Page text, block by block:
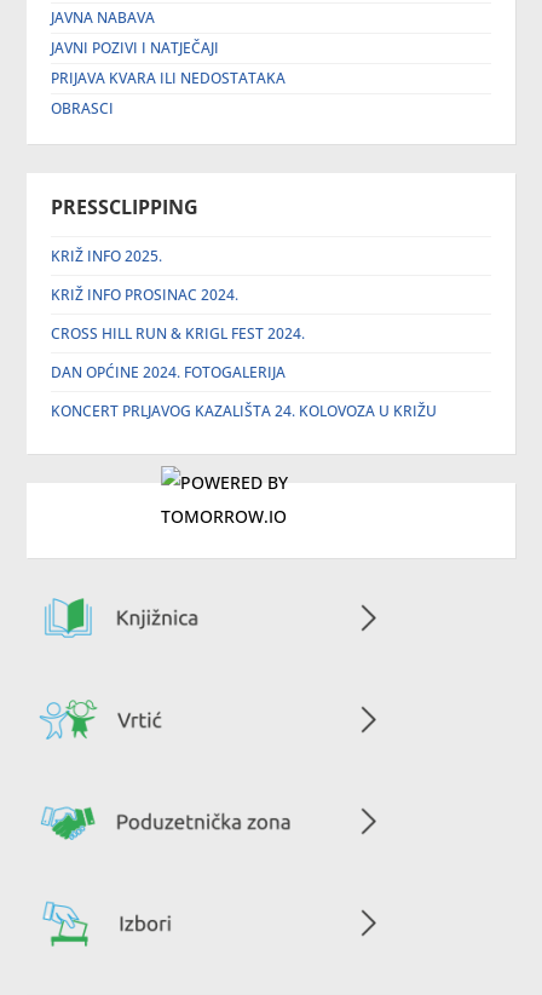
JAVNA NABAVA
JAVNI POZIVI I NATJEČAJI
PRIJAVA KVARA ILI NEDOSTATAKA
OBRASCI
PRESSCLIPPING
KRIŽ INFO 2025.
KRIŽ INFO PROSINAC 2024.
CROSS HILL RUN & KRIGL FEST 2024.
DAN OPĆINE 2024. FOTOGALERIJA
KONCERT PRLJAVOG KAZALIŠTA 24. KOLOVOZA U KRIŽU